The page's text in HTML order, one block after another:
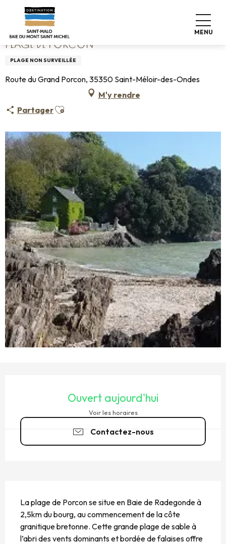
contenu
principal
MENU
Accueil Plage de Porcon
PLAGE DE PORCON
PLAGE NON SURVEILLÉE
Route du Grand Porcon, 35350 Saint-Méloir-des-Ondes
M'y rendre
PartagerAjouter aux favoris
Ouvert aujourd'hui
Voir les horaires
Contactez-nous
La plage de Porcon se situe en Baie de Radegonde à
2,5km du bourg, au commencement de la côte
granitique bretonne. Cette grande plage de sable à
l’abri des vents dominants et bordée de falaises offre